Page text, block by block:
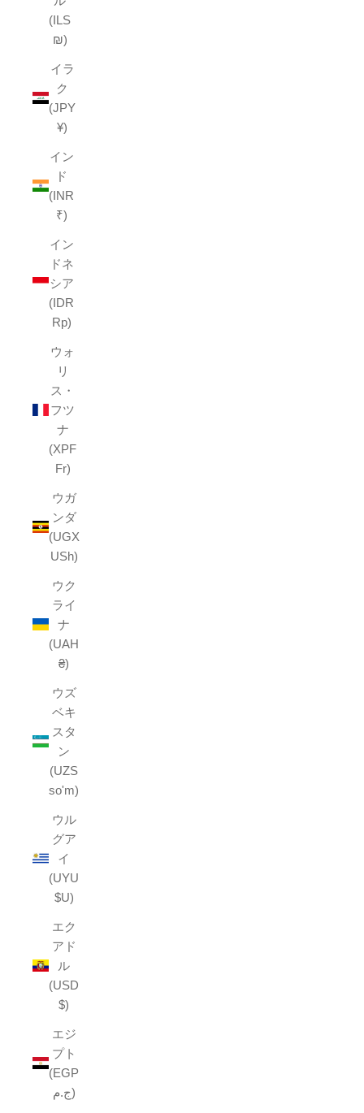
(ILS
₪)
イラ
ク
(JPY
¥)
イン
ド
(INR
₹)
イン
ドネ
シア
(IDR
Rp)
ウォ
リ
ス・
フツ
ナ
(XPF
Fr)
ウガ
ンダ
(UGX
USh)
ウク
ライ
ナ
(UAH
₴)
ウズ
ベキ
スタ
ン
(UZS
so'm)
ウル
グア
イ
(UYU
$U)
エク
アド
ル
(USD
$)
エジ
プト
(EGP
ج.م)